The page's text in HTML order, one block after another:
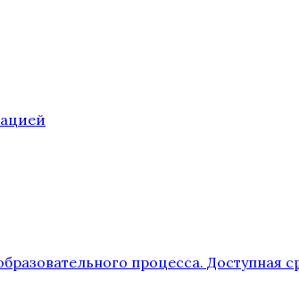
процесса. Доступная